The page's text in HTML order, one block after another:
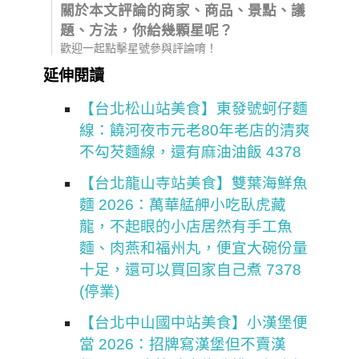
關於本文評論的商家、商品、景點、議
題、方法，你給幾顆星呢？
歡迎一起點擊星號參與評論唷！
延伸閱讀
【台北松山站美食】東發號蚵仔麵
線：饒河夜市元老80年老店的清爽
不勾芡麵線，還有麻油油飯 4378
【台北龍山寺站美食】雙葉海鮮魚
麵 2026：萬華艋舺小吃臥虎藏
龍，不起眼的小店居然有手工魚
麵、肉燕和福州丸，便宜大碗份量
十足，還可以買回家自己煮 7378
(停業)
【台北中山國中站美食】小漢堡便
當 2026：招牌寫漢堡但不賣漢